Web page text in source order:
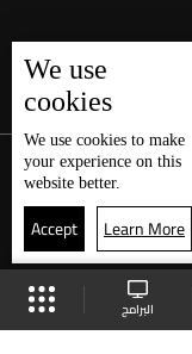
البرامج
We use
cookies
We use cookies to make
your experience on this
website better.
Accept Learn More
البث المباشر